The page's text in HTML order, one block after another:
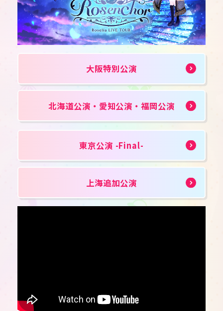
JPEN
大阪特別公演
北海道公演・愛知公演・福岡公演
東京公演 -Final-
上海追加公演